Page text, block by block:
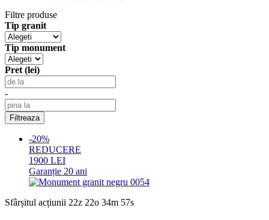
Filtre produse
Tip granit
Tip monument
Pret (lei)
-
-20%
REDUCERE
1900 LEI
Garanție 20 ani
Sfârșitul acțiunii 22z 22o 34m 57s